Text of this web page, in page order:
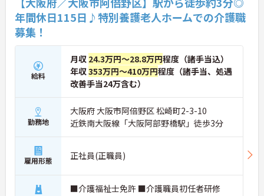
年間休日115日♪特別養護老人ホームでの介護職
募集！
給料
月収 24.3万円～28.8万円程度（諸手当込）
年収353万円～410万円程度（諸手当、処遇
改善手当24万含む）
勤務地
大阪府 大阪市阿倍野区 松崎町2-3-10
近鉄南大阪線「大阪阿部野橋駅」徒歩3分
雇用形態 正社員(正職員)
■介護福祉士免許 ■介護職員初任者研修